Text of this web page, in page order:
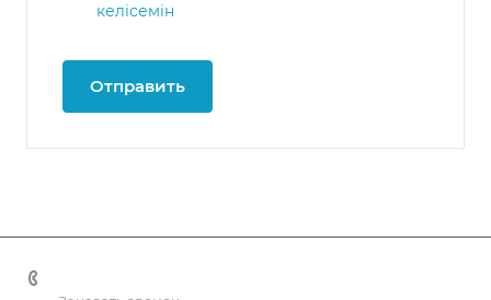
келісемін
Отправить